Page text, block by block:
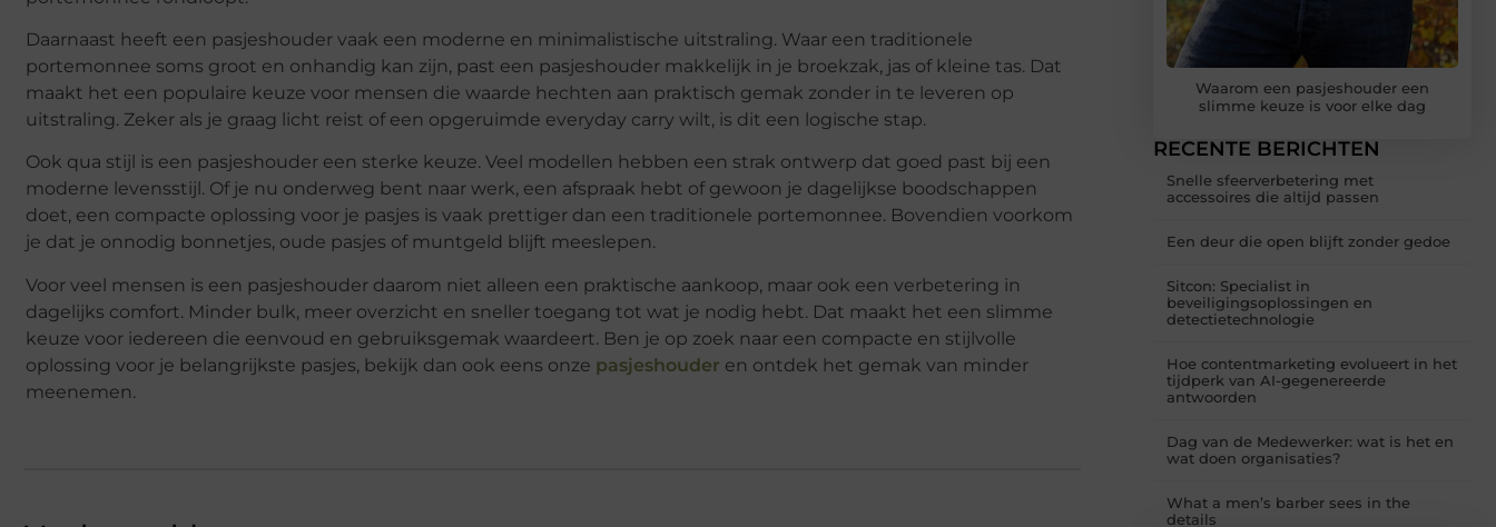
Daarnaast heeft een pasjeshouder vaak een moderne en minimalistische uitstraling. Waar een traditionele
portemonnee soms groot en onhandig kan zijn, past een pasjeshouder makkelijk in je broekzak, jas of kleine tas. Dat
maakt het een populaire keuze voor mensen die waarde hechten aan praktisch gemak zonder in te leveren op
uitstraling. Zeker als je graag licht reist of een opgeruimde everyday carry wilt, is dit een logische stap.
Ook qua stijl is een pasjeshouder een sterke keuze. Veel modellen hebben een strak ontwerp dat goed past bij een
moderne levensstijl. Of je nu onderweg bent naar werk, een afspraak hebt of gewoon je dagelijkse boodschappen
doet, een compacte oplossing voor je pasjes is vaak prettiger dan een traditionele portemonnee. Bovendien voorkom
je dat je onnodig bonnetjes, oude pasjes of muntgeld blijft meeslepen.
Voor veel mensen is een pasjeshouder daarom niet alleen een praktische aankoop, maar ook een verbetering in
dagelijks comfort. Minder bulk, meer overzicht en sneller toegang tot wat je nodig hebt. Dat maakt het een slimme
keuze voor iedereen die eenvoud en gebruiksgemak waardeert. Ben je op zoek naar een compacte en stijlvolle
oplossing voor je belangrijkste pasjes, bekijk dan ook eens onze pasjeshouder en ontdek het gemak van minder
meenemen.
Waarom een pasjeshouder een
slimme keuze is voor elke dag
RECENTE BERICHTEN
Snelle sfeerverbetering met
accessoires die altijd passen
Een deur die open blijft zonder gedoe
Sitcon: Specialist in
beveiligingsoplossingen en
detectietechnologie
Hoe contentmarketing evolueert in het
tijdperk van AI-gegenereerde
antwoorden
Dag van de Medewerker: wat is het en
wat doen organisaties?
What a men’s barber sees in the
details